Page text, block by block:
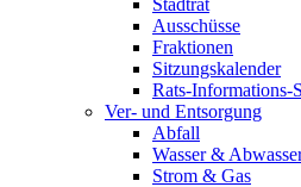
Stadtrat
Ausschüsse
Fraktionen
Sitzungskalender
Rats-Informations-
Ver- und Entsorgung
Abfall
Wasser &
Strom & Gas